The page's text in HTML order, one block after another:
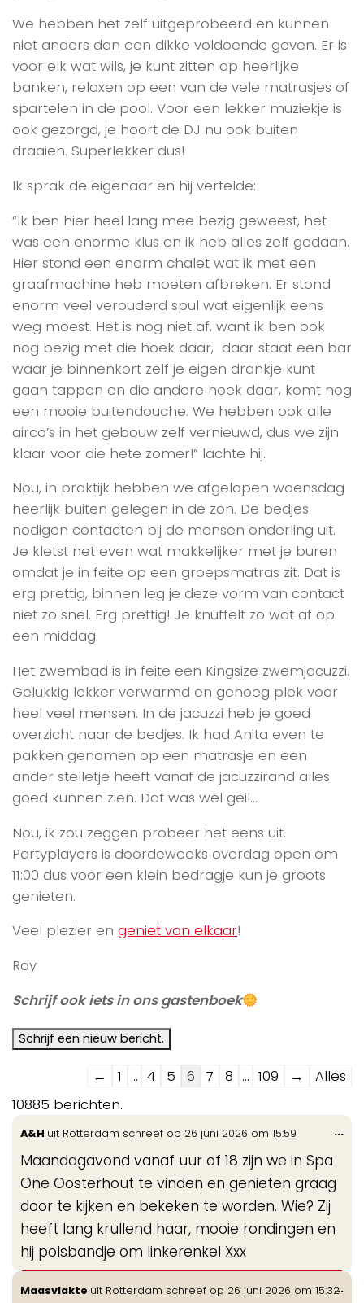
We hebben het zelf uitgeprobeerd en kunnen
niet anders dan een dikke voldoende geven. Er is
voor elk wat wils, je kunt zitten op heerlijke
banken, relaxen op een van de vele matrasjes of
spartelen in de pool. Voor een lekker muziekje is
ook gezorgd, je hoort de DJ nu ook buiten
draaien. Superlekker dus!
Ik sprak de eigenaar en hij vertelde:
“Ik ben hier heel lang mee bezig geweest, het
was een enorme klus en ik heb alles zelf gedaan.
Hier stond een enorm chalet wat ik met een
graafmachine heb moeten afbreken. Er stond
enorm veel verouderd spul wat eigenlijk eens
weg moest. Het is nog niet af, want ik ben ook
nog bezig met die hoek daar, daar staat een bar
waar je binnenkort zelf je eigen drankje kunt
gaan tappen en die andere hoek daar, komt nog
een mooie buitendouche. We hebben ook alle
airco’s in het gebouw zelf vernieuwd, dus we zijn
klaar voor die hete zomer!” lachte hij.
Nou, in praktijk hebben we afgelopen woensdag
heerlijk buiten gelegen in de zon. De bedjes
nodigen contacten bij de mensen onderling uit.
Je kletst net even wat makkelijker met je buren
omdat je in feite op een groepsmatras zit. Dat is
erg prettig, binnen leg je deze vorm van contact
niet zo snel. Erg prettig! Je knuffelt zo wat af op
een middag.
Het zwembad is in feite een Kingsize zwemjacuzzi.
Gelukkig lekker verwarmd en genoeg plek voor
heel veel mensen. In de jacuzzi heb je goed
overzicht naar de bedjes. Ik had Anita even te
pakken genomen op een matrasje en een
ander stelletje heeft vanaf de jacuzzirand alles
goed kunnen zien. Dat was wel geil…
Nou, ik zou zeggen probeer het eens uit.
Partyplayers is doordeweeks overdag open om
11:00 dus voor een klein bedragje kun je groots
genieten.
Veel plezier en geniet van elkaar!
Ray
Schrijf ook iets in ons gastenboek
Navigatie
door
de
gastenboek-
lijst
← 1 ... 4 5 6 7 8 ... 109 →
Alles
10885 berichten.
A&H uit Rotterdam schreef op 26 juni 2026 om 15:59
Maandagavond vanaf uur of 18 zijn we in Spa
One Oosterhout te vinden en genieten graag
door te kijken en bekeken te worden. Wie? Zij
heeft lang krullend haar, mooie rondingen en
hij polsbandje om linkerenkel Xxx
...
Maasvlakte uit Rotterdam schreef op 26 juni 2026 om 15:32...